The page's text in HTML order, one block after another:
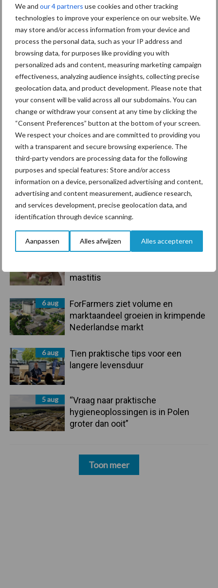
We and our 4 partners use cookies and other tracking
technologies to improve your experience on our website. We
may store and/or access information from your device and
process the personal data, such as your IP address and
browsing data, for purposes like providing you with
personalized ads and content, measuring marketing campaign
effectiveness, analyzing audience insights, collecting precise
geolocation data, and product development. Please note that
your consent will be valid across all our subdomains. You can
change or withdraw your consent at any time by clicking the
“Consent Preferences” button at the bottom of your screen.
We respect your choices and are committed to providing you
with a transparent and secure browsing experience. The
third-party vendors are processing data for the following
purposes and special features: Store and/or access
information on a device, personalized advertising and content,
advertising and content measurement, audience research,
and services development, precise geolocation data, and
identification through device scanning.
Aanpassen Alles afwijzen Alles accepteren
Primaire
Sidebar
Recent nieuws Partner nieuws
7 aug
Grondstoffenmarkt blijft grillig:
droogte en geopolitiek houden
handel in de greep
7 aug
De speenhuid: een vaak
mastitis
6 aug
ForFarmers ziet volume en
marktaandeel groeien in krimpende
Nederlandse markt
6 aug
Tien praktische tips voor een
langere levensduur
5 aug
“Vraag naar praktische
hygieneoplossingen is in Polen
groter dan ooit”
Toon meer
Diergezondheid Bemesting Fokkerij
Bedrijfsnieuws
Ligbox &
Voerhekken
Toon meer